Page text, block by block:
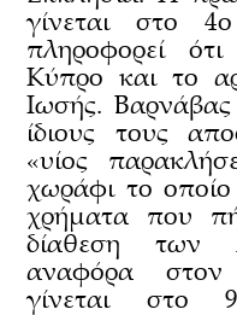
γίνεται στο
πληροφορεί
Κύπρο και το
Ιωσής.
ίδιους τους
«υίος
χωράφι το
χρήματα που
δίαθεση των
αναφόρα
γίνεται στο